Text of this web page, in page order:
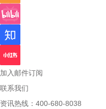
加入邮件订阅
联系我们
资讯热线：400-680-8038